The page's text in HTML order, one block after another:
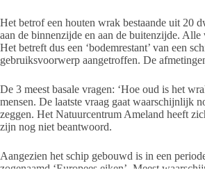
Het betrof een houten wrak bestaande uit 20
aan de binnenzijde en aan de buitenzijde.
Het betreft dus een ‘bodemrestant’ van een
gebruiksvoorwerp aangetroffen. De
De 3 meest basale vragen: ‘Hoe oud is het
mensen. De laatste vraag gaat waarschijnlijk
zeggen. Het Natuurcentrum Ameland heeft
zijn nog niet beantwoord.
Aangezien het schip gebouwd is in een
zogenaamd ‘Europees eiken’. Meest